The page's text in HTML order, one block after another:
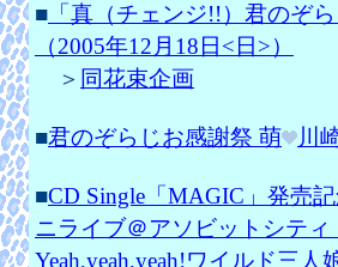
■ 「真（チェンジ!!）君のぞ
（2005年12月18日<日>）
＞ 同花束企画
■君のぞらじお感謝祭 萌 川
■CD Single「MAGIC」発売
ニライブ＠アソビットシテ
Yeah,yeah,yeah!ワイルド三